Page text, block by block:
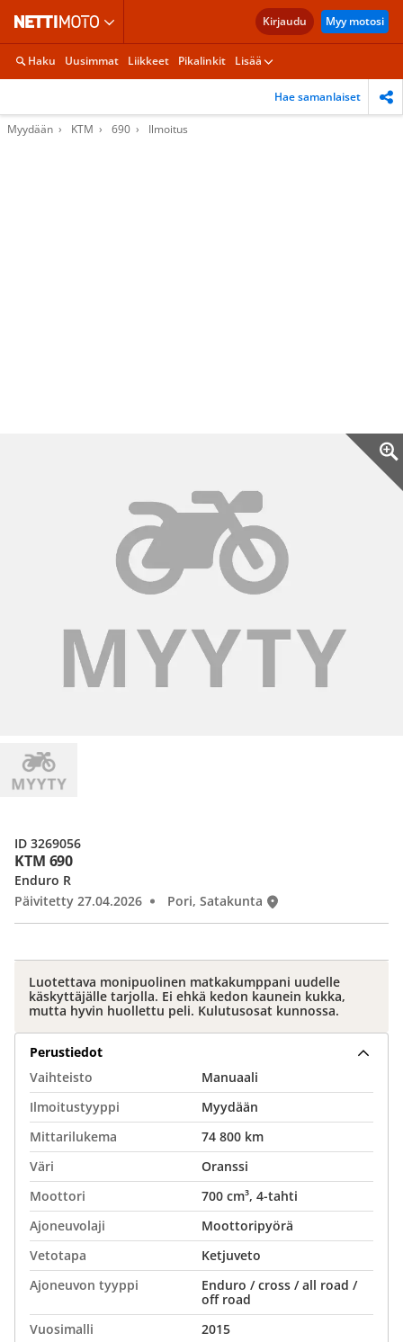
Kirjaudu Myy motosi
Haku Uusimmat Liikkeet Pikalinkit Lisää
Hae samanlaiset
Myydään KTM 690 Ilmoitus
KTM 690
Enduro R
Päivitetty 27.04.2026
Pori, Satakunta
ID 3269056
Luotettava monipuolinen matkakumppani uudelle
käskyttäjälle tarjolla. Ei ehkä kedon kaunein kukka,
mutta hyvin huollettu peli. Kulutusosat kunnossa.
Perustiedot
Vaihteisto
Manuaali
Ilmoitustyyppi
Myydään
Mittarilukema
74 800 km
Väri
Oranssi
Moottori
700 cm³, 4-tahti
Ajoneuvolaji
Moottoripyörä
Vetotapa
Ketjuveto
Ajoneuvon tyyppi
Enduro / cross / all road /
off road
Vuosimalli
2015